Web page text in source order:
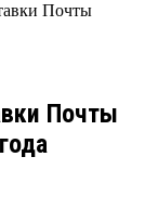
Почты
Почты